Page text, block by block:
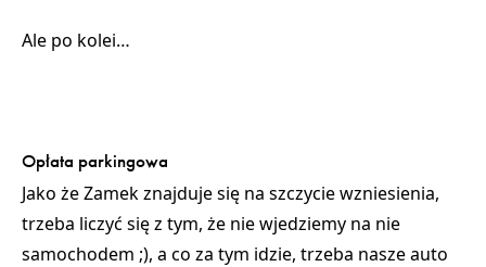
Ale po kolei…
Opłata parkingowa
Jako że Zamek znajduje się na szczycie wzniesienia,
trzeba liczyć się z tym, że nie wjedziemy na nie
samochodem ;), a co za tym idzie, trzeba nasze auto